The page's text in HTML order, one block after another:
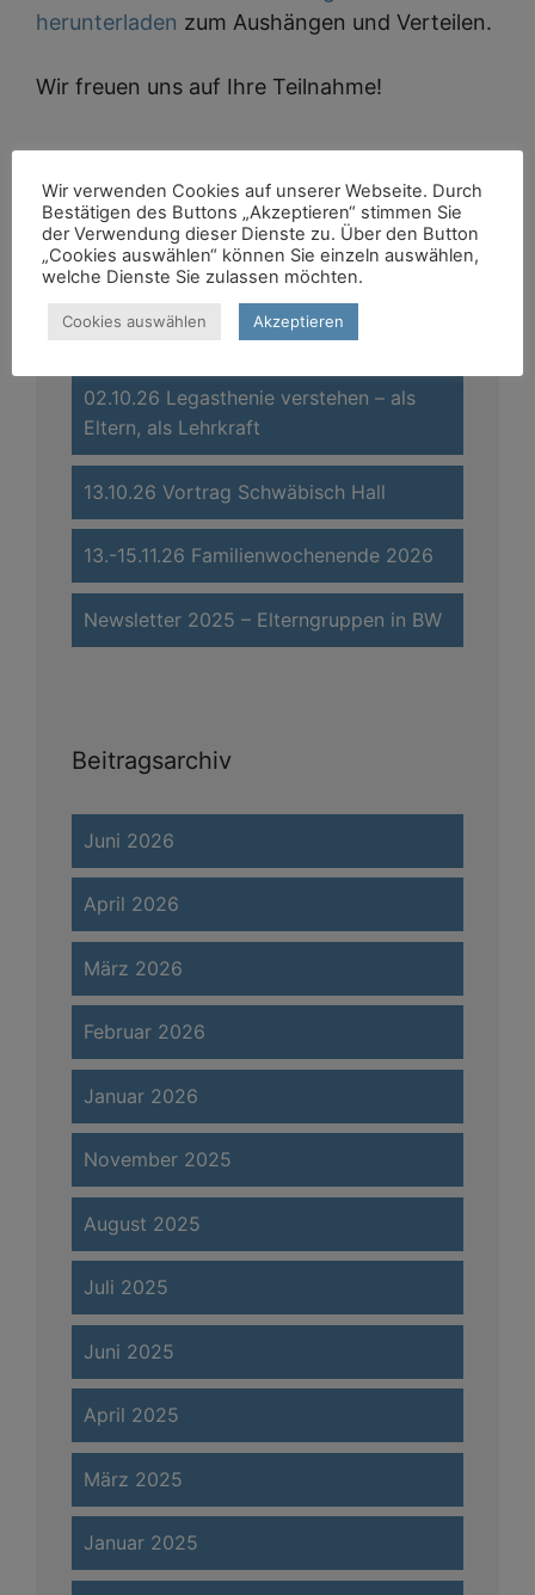
herunterladen zum Aushängen und Verteilen.
Wir freuen uns auf Ihre Teilnahme!
Aktuelle Beiträge
Verabschiedung – Mit Respekt und
Dankbarkeit
02.10.26 Legasthenie verstehen – als
Eltern, als Lehrkraft
13.10.26 Vortrag Schwäbisch Hall
13.-15.11.26 Familienwochenende 2026
Newsletter 2025 – Elterngruppen in BW
Beitragsarchiv
Juni 2026
April 2026
März 2026
Februar 2026
Januar 2026
November 2025
August 2025
Juli 2025
Juni 2025
April 2025
März 2025
Januar 2025
Wir verwenden Cookies auf unserer Webseite. Durch
Bestätigen des Buttons „Akzeptieren“ stimmen Sie
der Verwendung dieser Dienste zu. Über den Button
„Cookies auswählen“ können Sie einzeln auswählen,
welche Dienste Sie zulassen möchten.
Cookies auswählen Akzeptieren